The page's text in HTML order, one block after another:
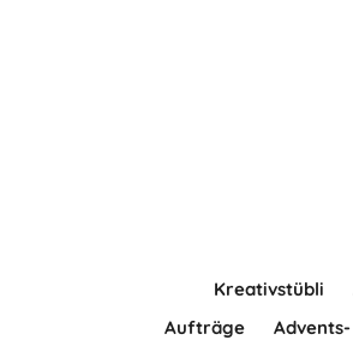
Kreativstübli
Aufträge